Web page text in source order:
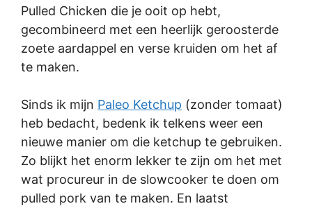
Pulled Chicken die je ooit op hebt,
gecombineerd met een heerlijk geroosterde
zoete aardappel en verse kruiden om het af
te maken.
Sinds ik mijn Paleo Ketchup (zonder tomaat)
heb bedacht, bedenk ik telkens weer een
nieuwe manier om die ketchup te gebruiken.
Zo blijkt het enorm lekker te zijn om het met
wat procureur in de slowcooker te doen om
pulled pork van te maken. En laatst